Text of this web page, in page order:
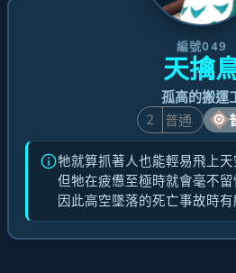
編號049
天擒
孤高的搬運
2
普通
牠就算抓著人也能輕易飛上天
但牠在疲憊至極時就會毫不留
因此高空墜落的死亡事故時有